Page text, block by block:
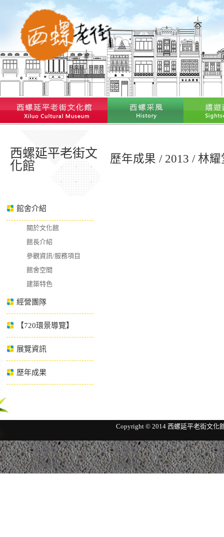
西螺延平老街文
化館
館舍介紹
關於文化館
館長介紹
參觀資訊/服務項目
館舍空間
建築特色
經營團隊
【720環景導覽】
展覽資訊
歷年成果
歷年成果 / 2013 / 林
Copyright © 2014 西螺延平老街文化